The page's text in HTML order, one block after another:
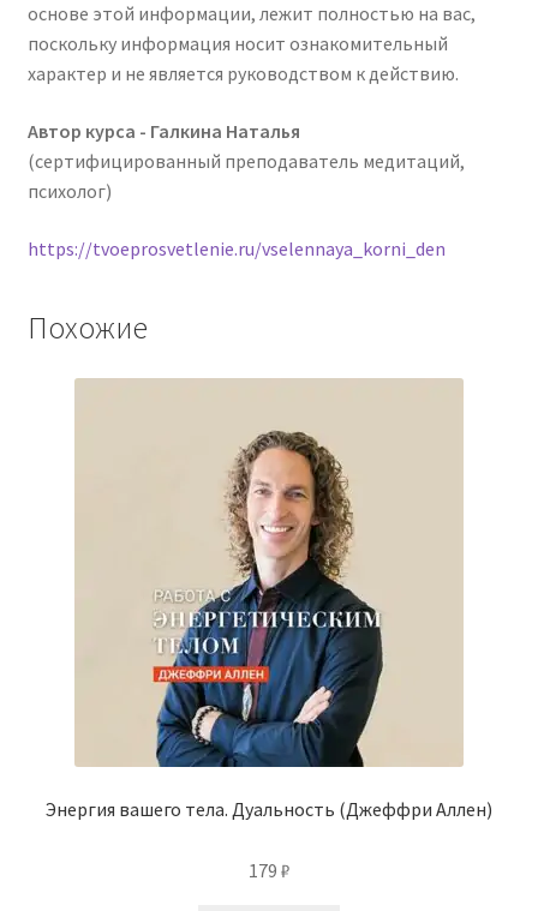
основе этой информации, лежит полностью на вас,
поскольку информация носит ознакомительный
характер и не является руководством к действию.
Автор курса - Галкина Наталья
(сертифицированный преподаватель медитаций,
психолог)
https://tvoeprosvetlenie.ru/vselennaya_korni_den
Похожие
Энергия вашего тела. Дуальность (Джеффри Аллен)
179 ₽